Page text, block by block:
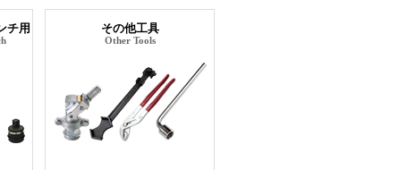
チ用 その他工具
Other Tools